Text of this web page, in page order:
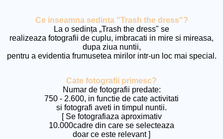
Ce inseamna sedinta "Trash the dress"?
La o sedința „Trash the dress" se
realizeaza fotografii de cuplu, imbracati in mire si mireasa,
dupa ziua nuntii,
pentru a evidentia frumusetea mirilor intr-un loc mai special.
Cate fotografii primesc?
Numar de fotografii predate:
750 - 2.600, in functie de cate activitati
si fotografi aveti in timpul nuntii.
[ Se fotografiaza aproximativ
10.000cadre din care se selecteaza
doar ce este relevant ]